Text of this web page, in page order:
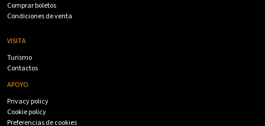
Comprar boletos
Condiciones de venta
VISITA
Turismo
Contactos
APOYO
Privacy policy
Cookie policy
Preferencias de cookies